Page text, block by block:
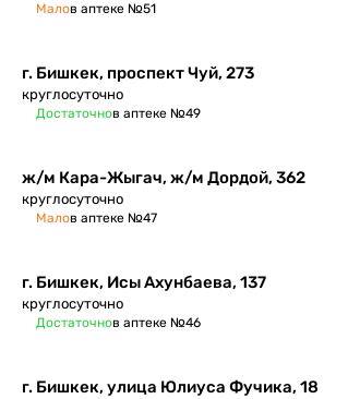
Малов аптеке №51
г. Бишкек, проспект Чуй, 273
круглосуточно
Достаточнов аптеке №49
ж/м Кара-Жыгач, ж/м Дордой, 362
круглосуточно
Малов аптеке №47
г. Бишкек, Исы Ахунбаева, 137
круглосуточно
Достаточнов аптеке №46
г. Бишкек, улица Юлиуса Фучика, 18